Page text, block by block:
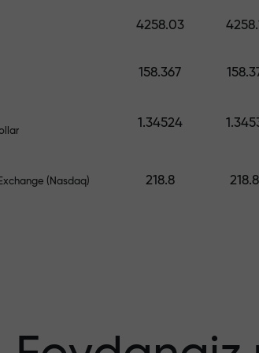
1
katta bo‘lsa,
yuqori bo‘ladi.
to‘ldiring — $1,500
4258.03
158.367
1.34524
(Nasdaq)
218.8